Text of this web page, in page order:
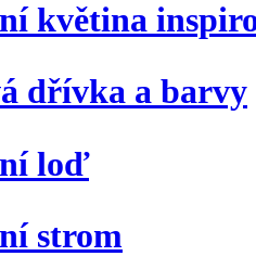
květina
dřívka a barvy
loď
strom